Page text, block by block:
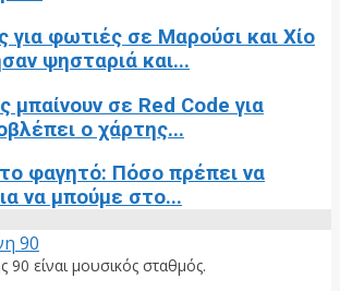
για φωτιές σε Μαρούσι και Χίο
ψησταριά και...
μπαίνουν σε Red Code για
ο χάρτης...
φαγητό: Πόσο πρέπει να
να μπούμε στο...
είναι μουσικός σταθμός.